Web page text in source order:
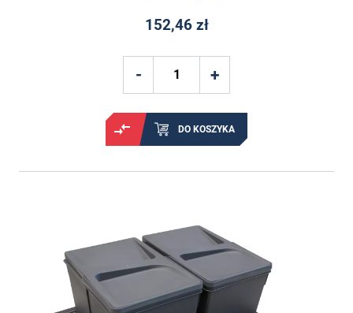
152,46 zł
DO KOSZYKA